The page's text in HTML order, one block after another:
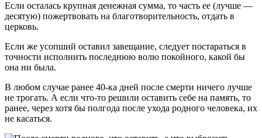
Если осталась крупная денежная сумма, то часть ее (лучше —
десятую) пожертвовать на благотворительность, отдать в
церковь.
Если же усопший оставил завещание, следует постараться в
точности исполнить последнюю волю покойного, какой бы
она ни была.
В любом случае ранее 40-ка дней после смерти ничего лучше
не трогать. А если что-то решили оставить себе на память, то
ранее, через хотя бы полгода после ухода родного человека, их
не касаться.